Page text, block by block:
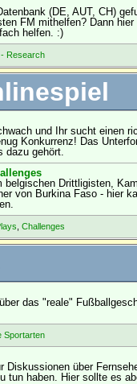
(DE, AUT, CH)
FM mithelfen? Dann
helfen. :)
Research
und Ihr sucht einen
Konkurrenz! Das
dazu gehört.
belgischen Drittligisten,
von Burkina Faso - hier
Challenges
das "reale"
Sportarten
Diskussionen über
tun haben. Hier sollte es